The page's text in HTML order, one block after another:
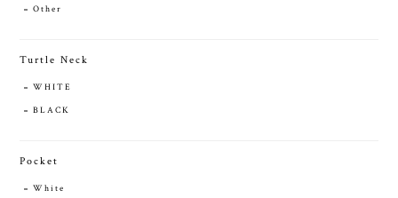
Other
Turtle Neck
WHITE
BLACK
Pocket
White